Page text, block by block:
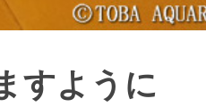
すように